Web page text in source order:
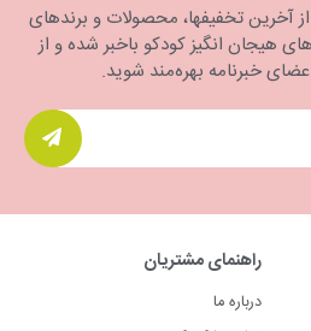
آخرین تخفیفها، محصولات و برندهای
هیجان انگیز کودکو باخبر شده و از
خبرنامه بهره‌مند شوید.
راهنمای مشتریان
درباره ما